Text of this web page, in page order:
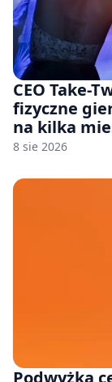
CEO Take-
fizyczne
na kilka
8 sie 2026